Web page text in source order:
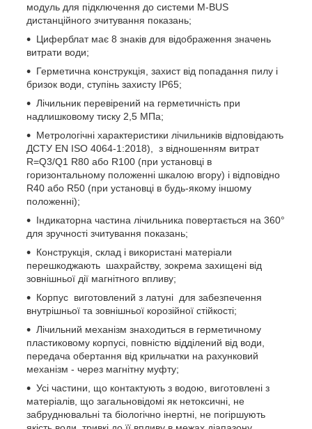
модуль для підключення до системи M-BUS
дистанційного зчитування показань;
Циферблат має 8 знаків для відображення значень
витрати води;
Герметична конструкція, захист від попадання пилу і
бризок води, ступінь захисту IP65;
Лічильник перевірений на герметичність при
надлишковому тиску 2,5 МПа;
Метрологічні характеристики лічильників відповідають
ДСТУ EN ISO 4064-1:2018), з відношенням витрат
R=Q3/Q1 R80 або R100 (при установці в
горизонтальному положенні шкалою вгору) і відповідно
R40 або R50 (при установці в будь-якому іншому
положенні);
Індикаторна частина лічильника повертається на 360°
для зручності зчитування показань;
Конструкція, склад і використані матеріали
перешкоджають шахрайству, зокрема захищені від
зовнішньої дії магнітного впливу;
Корпус виготовлений з латуні для забезпечення
внутрішньої та зовнішньої корозійної стійкості;
Лічильний механізм знаходиться в герметичному
пластиковому корпусі, повністю відділений від води,
передача обертання від крильчатки на рахунковий
механізм - через магнітну муфту;
Усі частини, що контактують з водою, виготовлені з
матеріалів, що загальновідомі як нетоксичні, не
забруднювальні та біологічно інертні, не погіршують